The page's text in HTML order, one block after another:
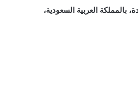
العربية السعودية،